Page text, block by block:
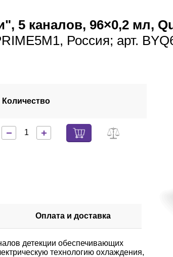
каналов, 96×0,2 мл,
Россия; арт.
Количество
Оплата и доставка
детекции обеспечивающих
технологию охлаждения,